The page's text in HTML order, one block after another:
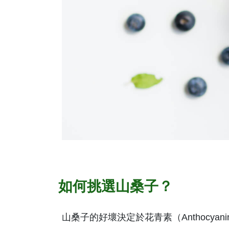
如何挑選山桑子？
山桑子的好壞決定於花青素（